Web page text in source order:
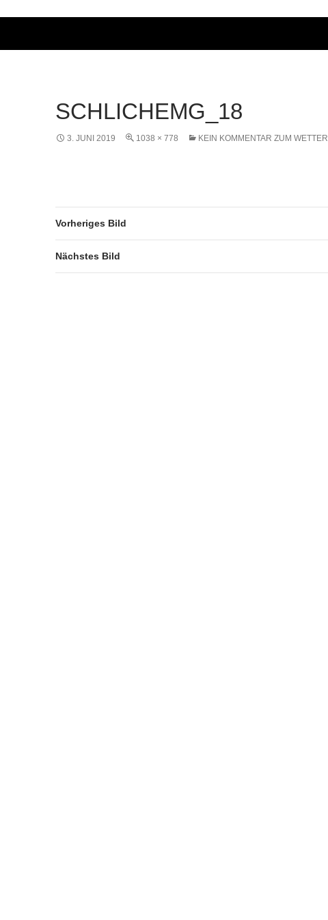
SCHLICHEMG_18
3. JUNI 2019 1038 × 778 KEIN KOMMENTAR ZUM WETTER
Vorheriges Bild
Nächstes Bild